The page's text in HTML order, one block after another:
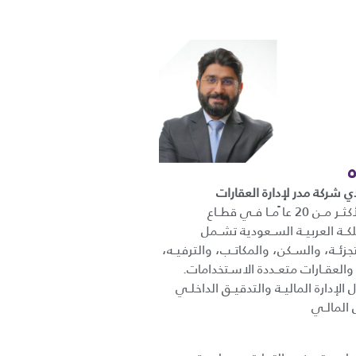
شركة مدر لإدارة العقارات
خبــرة عمليــة تمتــد لأكثــر مــن 20 عا ًمــا فــي قطــاع
العربيــة الســعودية تشــمل
والســكن، والمكاتــب، والترفيــه،
متعــددة الاسـتخدامات.
الماليــة والتدقيــق الداخلــي
المالــي